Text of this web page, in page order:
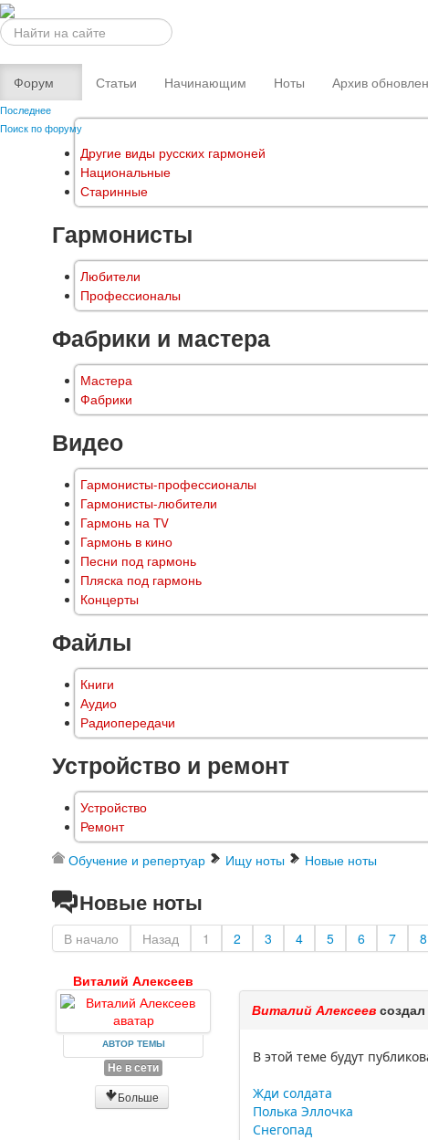
Искать...
Форум
Последнее
Поиск по форуму
Статьи Начинающим Ноты Архив
Другие виды русских гармоней
Национальные
Старинные
Гармонисты
Любители
Профессионалы
Фабрики и мастера
Мастера
Фабрики
Видео
Гармонисты-профессионалы
Гармонисты-любители
Гармонь на TV
Гармонь в кино
Песни под гармонь
Пляска под гармонь
Концерты
Файлы
Книги
Аудио
Радиопередачи
Устройство и ремонт
Устройство
Ремонт
Обучение и репертуар Ищу ноты Новые ноты
Новые ноты
В начало Назад 1 2 3 4 5 6 7 8
Виталий Алексеев
АВТОР ТЕМЫ
Не в сети
Больше
Виталий Алексеев
В этой теме будут
Жди солдата
Полька Эллочка
Снегопад